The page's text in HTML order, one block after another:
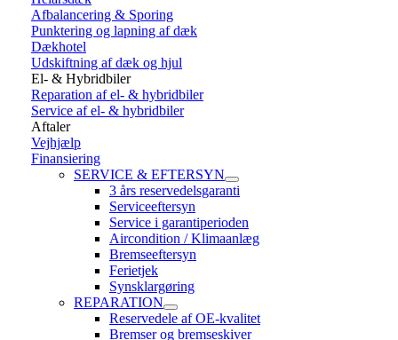
Afbalancering & Sporing
Punktering og lapning af dæk
Dækhotel
Udskiftning af dæk og hjul
El- & Hybridbiler
Reparation af el- & hybridbiler
Service af el- & hybridbiler
Aftaler
Vejhjælp
Finansiering
SERVICE & EFTERSYN
3 års reservedelsgaranti
Serviceeftersyn
Service i garantiperioden
Aircondition / Klimaanlæg
Bremseeftersyn
Ferietjek
Synsklargøring
REPARATION
Reservedele af OE-kvalitet
Bremser og bremseskiver